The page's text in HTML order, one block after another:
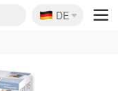
🇩🇪
DE